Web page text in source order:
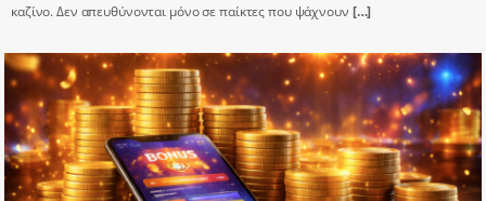
καζίνο. Δεν απευθύνονται μόνο σε παίκτες που ψάχνουν […]